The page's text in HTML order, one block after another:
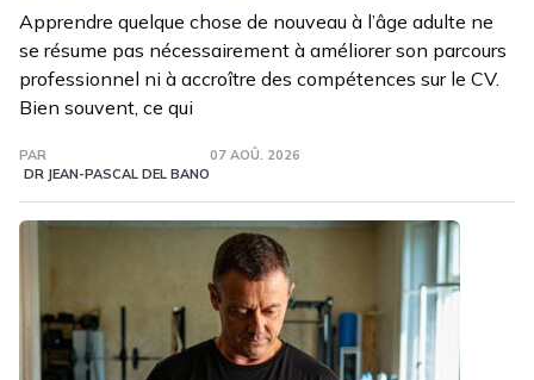
Apprendre quelque chose de nouveau à l’âge adulte ne
se résume pas nécessairement à améliorer son parcours
professionnel ni à accroître des compétences sur le CV.
Bien souvent, ce qui
PAR
DR JEAN-PASCAL DEL BANO
07 AOÛ. 2026